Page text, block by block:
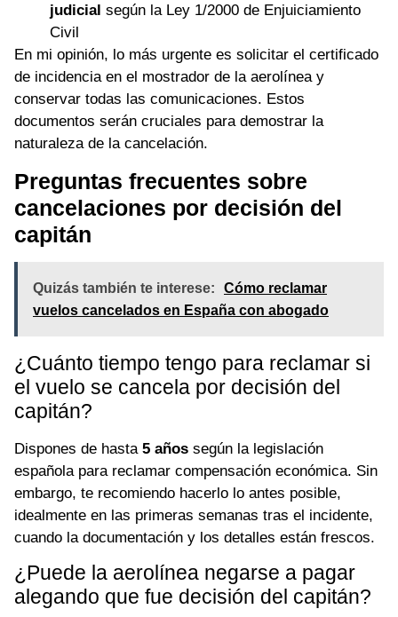
judicial según la Ley 1/2000 de Enjuiciamiento
Civil
En mi opinión, lo más urgente es solicitar el certificado
de incidencia en el mostrador de la aerolínea y
conservar todas las comunicaciones. Estos
documentos serán cruciales para demostrar la
naturaleza de la cancelación.
Preguntas frecuentes sobre
cancelaciones por decisión del
capitán
Quizás también te interese:
Cómo reclamar
vuelos cancelados en España con abogado
¿Cuánto tiempo tengo para reclamar si
el vuelo se cancela por decisión del
capitán?
Dispones de hasta 5 años según la legislación
española para reclamar compensación económica. Sin
embargo, te recomiendo hacerlo lo antes posible,
idealmente en las primeras semanas tras el incidente,
cuando la documentación y los detalles están frescos.
¿Puede la aerolínea negarse a pagar
alegando que fue decisión del capitán?